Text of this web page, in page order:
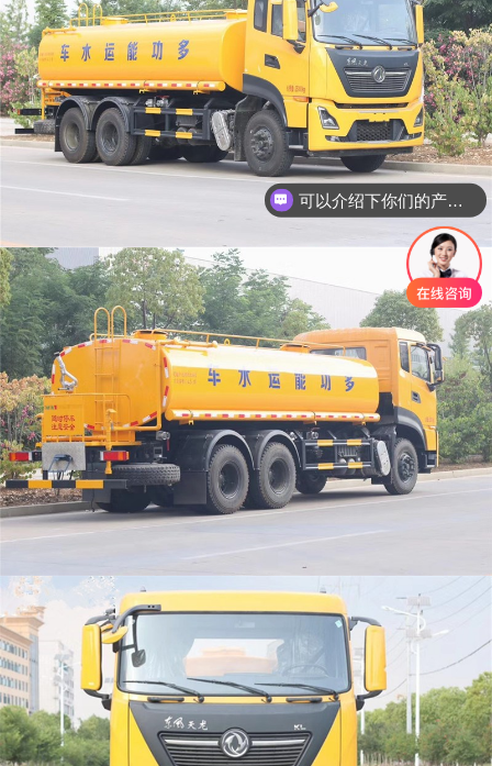
可以介绍下你们的产品么